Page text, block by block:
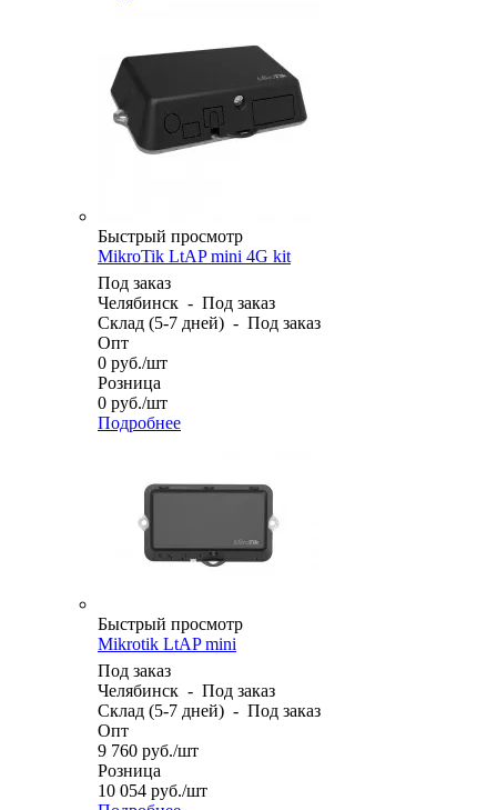
Быстрый просмотр
MikroTik LtAP mini 4G kit
Под заказ
Челябинск - Под заказ
Склад (5-7 дней) - Под заказ
Опт
0 руб./шт
Розница
0 руб./шт
Подробнее
Быстрый просмотр
Mikrotik LtAP mini
Под заказ
Челябинск - Под заказ
Склад (5-7 дней) - Под заказ
Опт
9 760 руб./шт
Розница
10 054 руб./шт